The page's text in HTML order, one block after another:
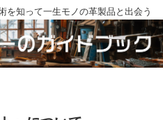
を知って一生モノの革製品と出会う